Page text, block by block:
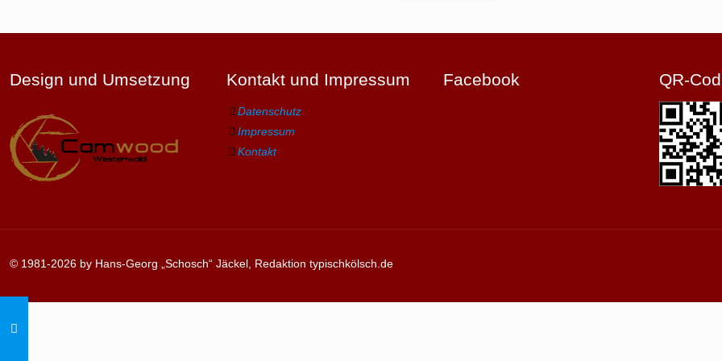
Design und Umsetzung Kontakt und Impressum
Datenschutz
Impressum
Kontakt
Facebook QR-
© 1981-2026 by Hans-Georg „Schosch“ Jäckel, Redaktion typischkölsch.de